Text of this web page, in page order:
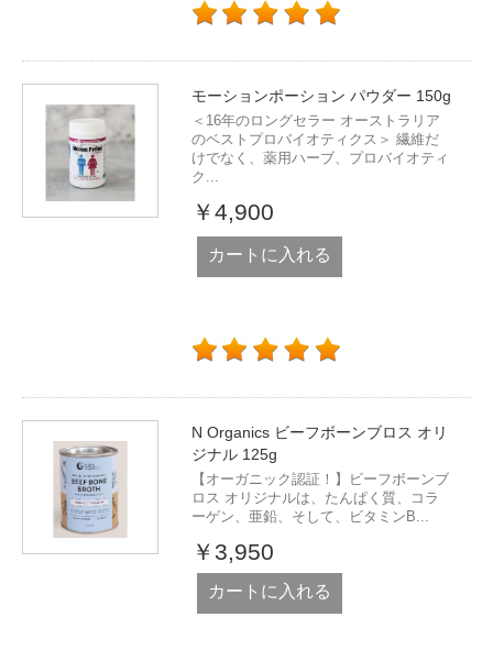
モーションポーション パウダー 150g
＜16年のロングセラー オーストラリア
のベストプロバイオティクス＞ 繊維だ
けでなく、薬用ハーブ、プロバイオティ
ク...
￥4,900
カートに入れる
N Organics ビーフボーンブロス オリ
ジナル 125g
【オーガニック認証！】ビーフボーンブ
ロス オリジナルは、たんぱく質、コラ
ーゲン、亜鉛、そして、ビタミンB...
￥3,950
カートに入れる